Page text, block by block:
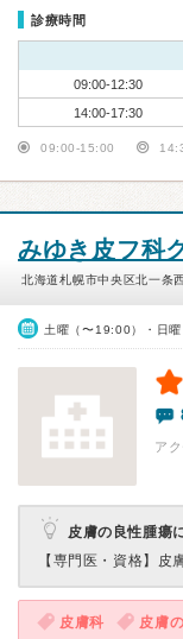
診療時間
09:00-12:30
14:00-17:30
09:00-15:00
みゆき皮フ科
北海道札幌市中央区北一条
土曜（〜19:00）・日曜
ア
皮膚の良性腫瘍
【専門医・資格】 皮
皮膚科 皮膚